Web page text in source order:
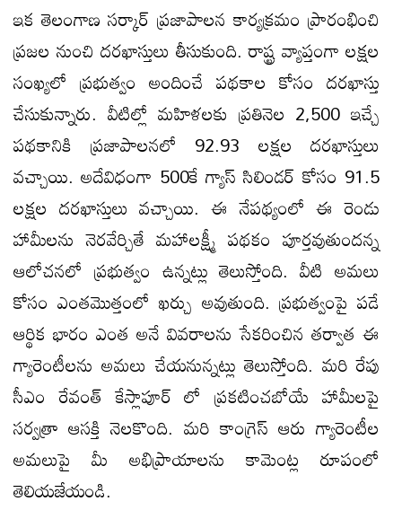
ఇక తెలంగాణ సర్కార్ ప్రజాపాలన కార్యక్రమం ప్రారంభించి
ప్రజల నుంచి దరఖాస్తులు తీసుకుంది. రాష్ట్ర వ్యాప్తంగా లక్షల
సంఖ్యలో ప్రభుత్వం అందించే పథకాల కోసం దరఖాస్తు
చేసుకున్నారు. వీటిల్లో మహిళలకు ప్రతినెల 2,500 ఇచ్చే
పథకానికి ప్రజాపాలనలో 92.93 లక్షల దరఖాస్తులు
వచ్చాయి. అదేవిధంగా 500కే గ్యాస్‌ సిలిండర్‌ కోసం 91.5
లక్షల దరఖాస్తులు వచ్చాయి. ఈ నేపథ్యంలో ఈ రెండు
హామీలను నెరవేర్చితే మహాలక్ష్మీ పథకం పూర్తవుతుందన్న
ఆలోచనలో ప్రభుత్వం ఉన్నట్లు తెలుస్తోంది. వీటి అమలు
కోసం ఎంతమొత్తంలో ఖర్చు అవుతుంది. ప్రభుత్వంపై పడే
ఆర్థిక భారం ఎంత అనే వివరాలను సేకరించిన తర్వాత ఈ
గ్యారెంటీలను అమలు చేయనున్నట్లు తెలుస్తోంది. మరి రేపు
సీఎం రేవంత్ కేస్లాపూర్ లో ప్రకటించబోయే హామీలపై
సర్వత్రా ఆసక్తి నెలకొంది. మరి కాంగ్రెస్ ఆరు గ్యారెంటీల
అమలుపై మీ అభిప్రాయాలను కామెంట్ల రూపంలో
తెలియజేయండి.